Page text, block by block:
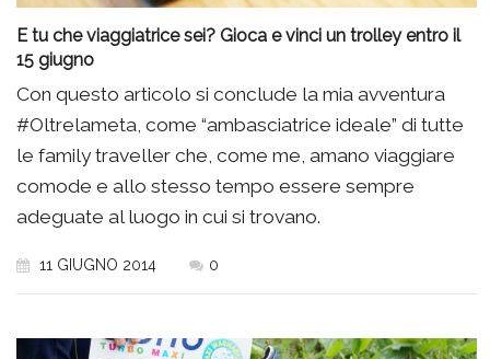
E tu che viaggiatrice sei? Gioca e vinci un trolley entro il
15 giugno
Con questo articolo si conclude la mia avventura
#Oltrelameta, come “ambasciatrice ideale” di tutte
le family traveller che, come me, amano viaggiare
comode e allo stesso tempo essere sempre
adeguate al luogo in cui si trovano.
11 GIUGNO 2014 0